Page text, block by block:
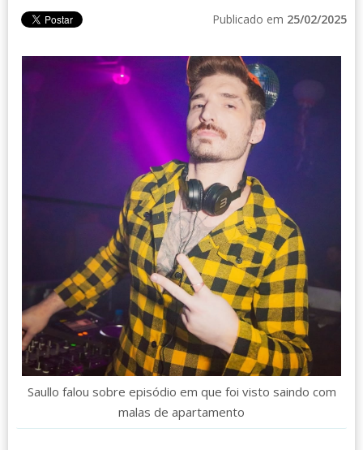
Publicado em 25/02/2025
Saullo falou sobre episódio em que foi visto saindo com
malas de apartamento